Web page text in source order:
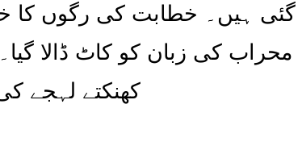
ہیں۔ خطابت کی رگوں کا
کی زبان کو کاٹ ڈالا گیا۔
کھنکتے لہجے